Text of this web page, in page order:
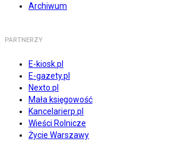
Archiwum
PARTNERZY
E-kiosk.pl
E-gazety.pl
Nexto.pl
Mała księgowość
Kancelarierp.pl
Wieści Rolnicze
Życie Warszawy